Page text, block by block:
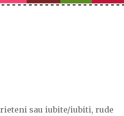
sau iubite/iubiti, rude